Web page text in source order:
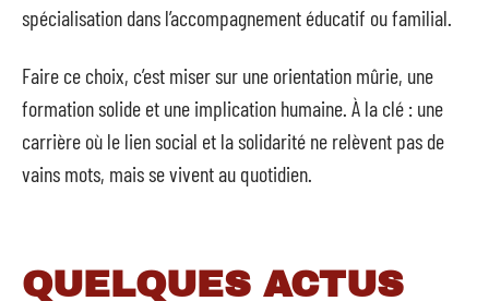
spécialisation dans l’accompagnement éducatif ou familial.
Faire ce choix, c’est miser sur une orientation mûrie, une
formation solide et une implication humaine. À la clé : une
carrière où le lien social et la solidarité ne relèvent pas de
vains mots, mais se vivent au quotidien.
QUELQUES ACTUS